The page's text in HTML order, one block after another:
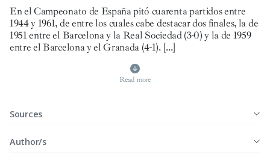
En el Campeonato de España pitó cuarenta partidos entre
1944 y 1961, de entre los cuales cabe destacar dos finales, la de
1951 entre el Barcelona y la Real Sociedad (3-0) y la de 1959
entre el Barcelona y el Granada (4-1).[...]
Read more
Sources
Author/s